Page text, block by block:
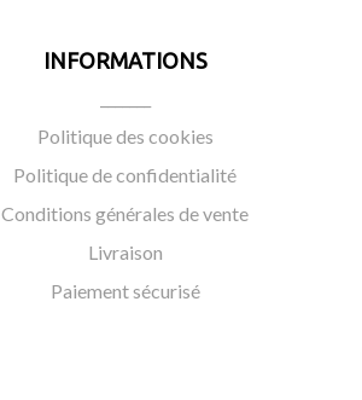
INFORMATIONS
Politique des cookies
Politique de confidentialité
Conditions générales de vente
Livraison
Paiement sécurisé